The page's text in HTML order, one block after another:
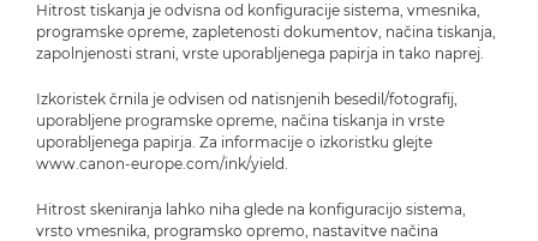
Hitrost tiskanja je odvisna od konfiguracije sistema, vmesnika,
programske opreme, zapletenosti dokumentov, načina tiskanja,
zapolnjenosti strani, vrste uporabljenega papirja in tako naprej.
Izkoristek črnila je odvisen od natisnjenih besedil/fotografij,
uporabljene programske opreme, načina tiskanja in vrste
uporabljenega papirja. Za informacije o izkoristku glejte
www.canon-europe.com/ink/yield.
Hitrost skeniranja lahko niha glede na konfiguracijo sistema,
vrsto vmesnika, programsko opremo, nastavitve načina